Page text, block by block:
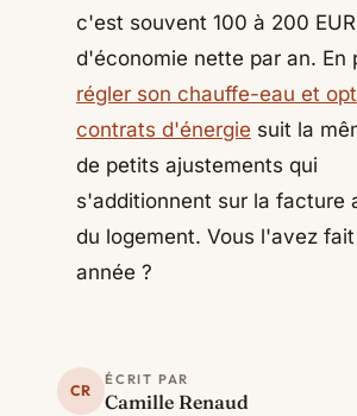
CR
ÉCRIT PAR
Camille Renaud
c'est souvent 100 à 200 EUR
d'économie nette par an. En
régler son chauffe-eau et
contrats d'énergie suit la
de petits ajustements qui
s'additionnent sur la facture
du logement. Vous l'avez
année ?